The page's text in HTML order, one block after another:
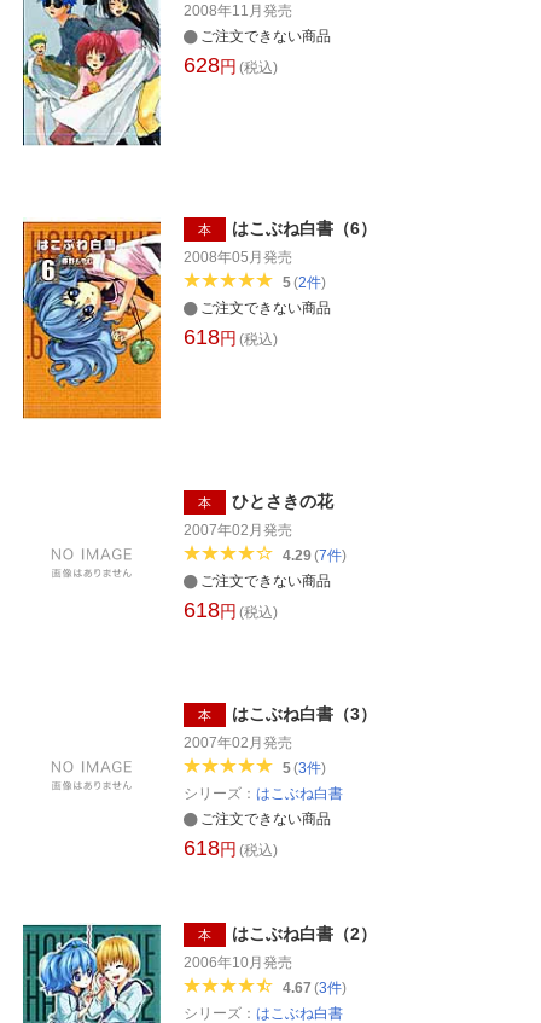
2008年11月 発売
ご注文できない商品
628円 (税込)
本 はこぶね白書（6）
2008年05月 発売
5(2件)
ご注文できない商品
618円 (税込)
本 ひとさきの花
2007年02月 発売
4.29(7件)
ご注文できない商品
618円 (税込)
本 はこぶね白書（3）
2007年02月 発売
5(3件)
シリーズ： はこぶね白書
ご注文できない商品
618円 (税込)
本 はこぶね白書（2）
2006年10月 発売
4.67 (3件)
シリーズ： はこぶね白書